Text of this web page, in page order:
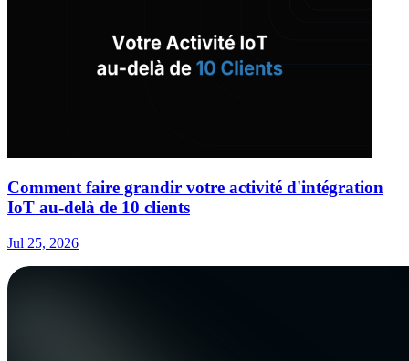
Comment faire grandir votre activité d'intégration
IoT au-delà de 10 clients
Jul 25, 2026